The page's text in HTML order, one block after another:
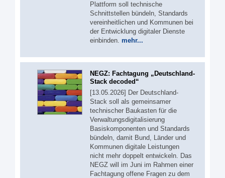
Plattform soll technische
Schnittstellen bündeln, Standards
vereinheitlichen und Kommunen bei
der Entwicklung digitaler Dienste
einbinden. mehr...
NEGZ: Fachtagung „Deutschland-
Stack decoded“
[13.05.2026] Der Deutschland-
Stack soll als gemeinsamer
technischer Baukasten für die
Verwaltungsdigitalisierung
Basiskomponenten und Standards
bündeln, damit Bund, Länder und
Kommunen digitale Leistungen
nicht mehr doppelt entwickeln. Das
NEGZ will im Juni im Rahmen einer
Fachtagung offene Fragen zu dem